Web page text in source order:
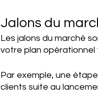
Jalons du
Les jalons du marché
votre plan opérationnel
Par exemple, une
clients suite au